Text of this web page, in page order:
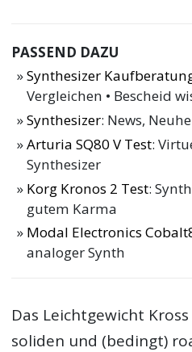
PASSEND DAZU
Synthesizer
Vergleichen • Bescheid
Synthesizer: News,
Arturia SQ80 V Test:
Synthesizer
Korg Kronos 2 Test:
gutem Karma
Modal Electronics
analoger Synth
Das Leichtgewicht
soliden und (bedingt)